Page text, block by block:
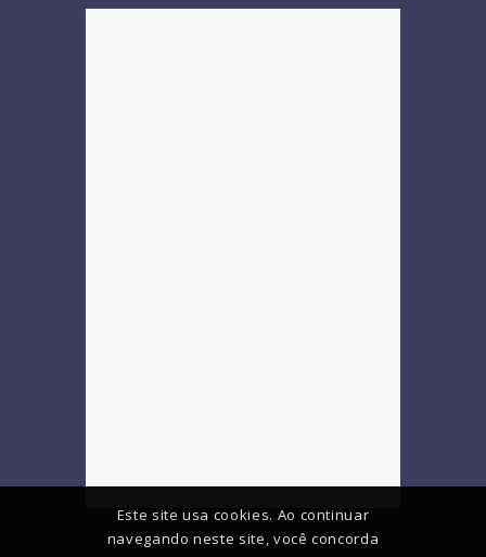
Este site usa cookies. Ao continuar
navegando neste site, você concorda